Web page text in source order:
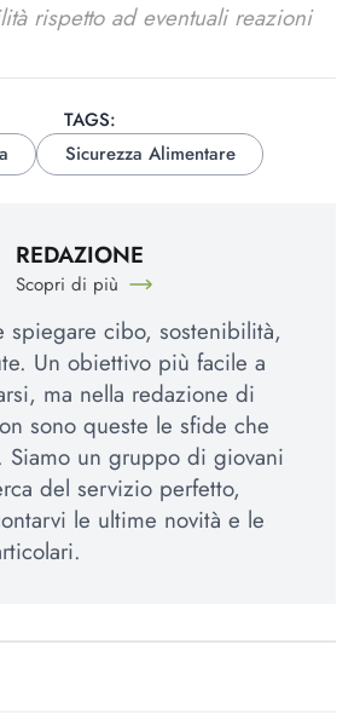
rispetto ad eventuali reazioni
TAGS:
Sicurezza Alimentare
REDAZIONE
Scopri di più
spiegare cibo, sostenibilità,
Un obiettivo più facile a
ma nella redazione di
sono queste le sfide che
Siamo un gruppo di giovani
del servizio perfetto,
le ultime novità e le